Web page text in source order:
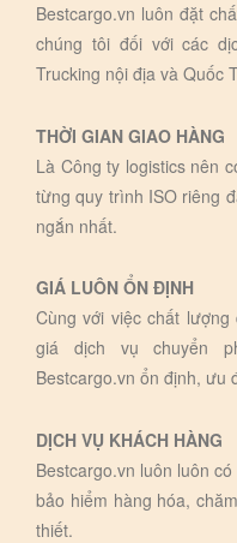
Bestcargo.vn luôn đặt
chúng tôi đối với các
Trucking nội địa và Quốc
THỜI GIAN GIAO HÀNG
Là Công ty logistics nên
từng quy trình ISO riêng
ngắn nhất.
GIÁ LUÔN ỔN ĐỊNH
Cùng với việc chất
giá dịch vụ chuyển
Bestcargo.vn ổn định, ưu
DỊCH VỤ KHÁCH HÀNG
Bestcargo.vn luôn luôn
bảo hiểm hàng hóa,
thiết.